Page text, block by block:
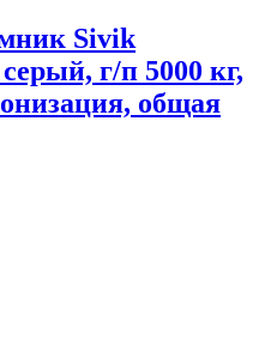
Sivik
г/п 5000 кг,
общая